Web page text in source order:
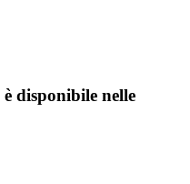
è disponibile nelle